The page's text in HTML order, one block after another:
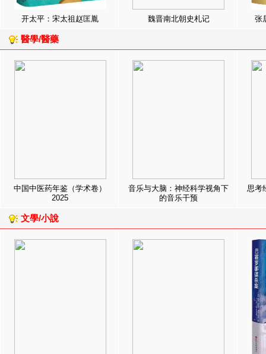
开太平：宋太祖赵匡胤 魏晋南北朝史札记 张
醫學/醫藥
中国中医药年鉴（学术卷）
2025
音乐与大脑：神经科学视角下
的音乐干预
思考
文學/小說